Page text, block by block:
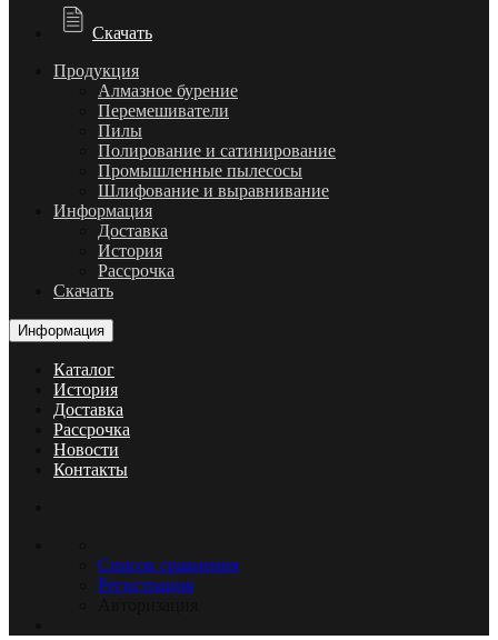
Скачать
Продукция
Алмазное бурение
Перемешиватели
Пилы
Полирование и сатинирование
Промышленные пылесосы
Шлифование и выравнивание
Информация
Доставка
История
Рассрочка
Скачать
Информация
Каталог
История
Доставка
Рассрочка
Новости
Контакты
Список сравнения
Регистрация